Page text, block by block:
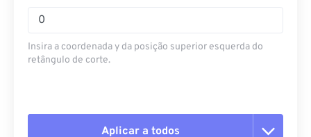
Insira a coordenada y da posição superior esquerda do
retângulo de corte.
Aplicar a todos